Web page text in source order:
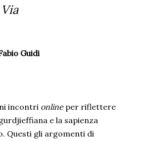
Guidi
incontri onlineper riflettere
e la sapienza
Questi gli argomenti di